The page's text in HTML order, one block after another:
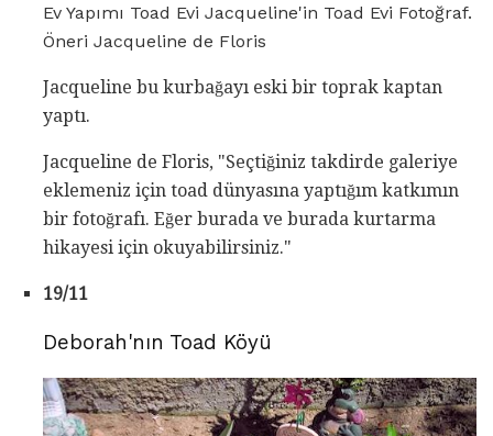
Ev Yapımı Toad Evi Jacqueline'in Toad Evi Fotoğraf.
Öneri Jacqueline de Floris
Jacqueline bu kurbağayı eski bir toprak kaptan
yaptı.
Jacqueline de Floris, "Seçtiğiniz takdirde galeriye
eklemeniz için toad dünyasına yaptığım katkımın
bir fotoğrafı. Eğer burada ve burada kurtarma
hikayesi için okuyabilirsiniz."
19/11
Deborah'nın Toad Köyü